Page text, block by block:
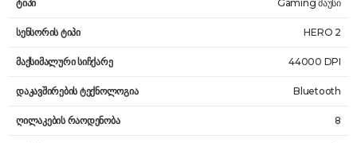
ტიპი Gaming მაუსი
სენსორის ტიპი HERO 2
მაქსიმალური სიჩქარე 44000 DPI
დაკავშირების ტექნოლოგია Bluetooth
ღილაკების რაოდენობა 8